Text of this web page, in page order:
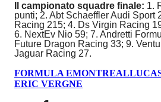
Il campionato squadre finale: 1.
punti; 2. Abt Schaeffler Audi Sport
Racing 215; 4. Ds Virgin Racing
6. NextEv Nio 59; 7. Andretti
Future Dragon Racing 33; 9.
Jaguar Racing 27.
FORMULA EMONTREAL
ERIC VERGNE